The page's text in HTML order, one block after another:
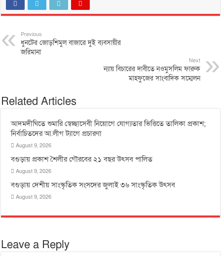
Previous
ধুনটের জোড়শিমুল বাজারে দুই ব্যবসায়ীর
জরিমানা
Next
ন্যায় বিচারের দাবীতে নওমুসলিম ফারুক
মাহফুজের সাংবাদিক সম্মেলন
Related Articles
আদমদীঘিতে শুমারি স্বেচ্ছাসেবী নিয়োগে যোগ্যতার ভিত্তিতে তালিকা প্রকাশ;
নির্বাচিতদের আ.লীগ ট্যাগে প্রচারণা
August 9, 2026
বগুড়ায় প্রকাশ শৈলীর গৌরবের ২১ বছর উৎসব পা‌লিত
August 9, 2026
বগুড়ায় দেশীয় সাংস্কৃতিক সংসদের জুলাই ৩৬ সাংস্কৃতিক উৎসব
August 9, 2026
Leave a Reply